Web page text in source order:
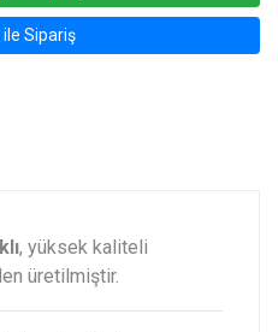
Sipariş
, yüksek kaliteli
üretilmiştir.